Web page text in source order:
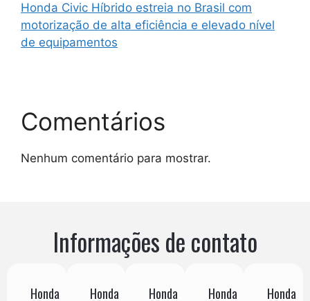
Honda Civic Híbrido estreia no Brasil com
motorização de alta eficiência e elevado nível
de equipamentos
Comentários
Nenhum comentário para mostrar.
Informações de contato
Honda Honda Honda Honda Honda